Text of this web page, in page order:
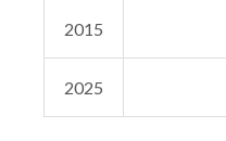
2015
2025